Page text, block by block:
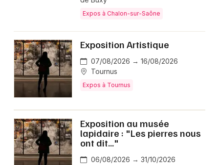
Expos à Chalon-sur-Saône
Exposition Artistique
07/08/2026 → 16/08/2026
Tournus
Expos à Tournus
Exposition au musée
lapidaire : "Les pierres nous
ont dit..."
06/08/2026 → 31/10/2026